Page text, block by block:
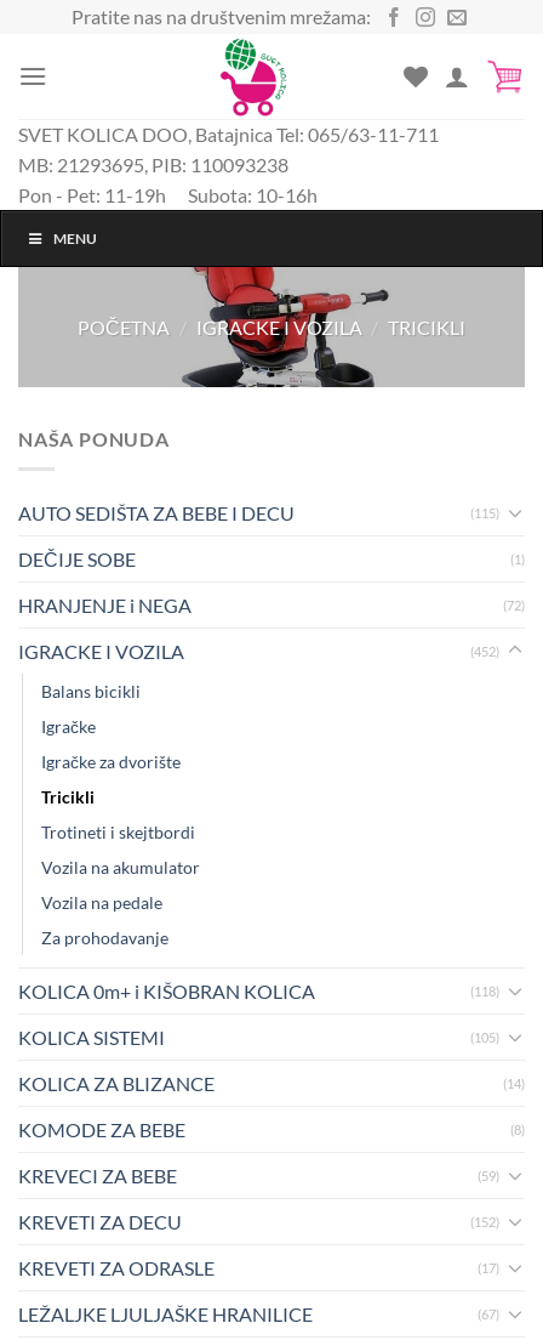
sadržaj
Pratite nas na društvenim mrežama:
SVET KOLICA DOO, Batajnica Tel: 065/63-11-711
MB: 21293695, PIB: 110093238
Pon - Pet: 11-19h Subota: 10-16h
MENU
POČETNA / IGRACKE I VOZILA / TRICIKLI
NAŠA PONUDA
AUTO SEDIŠTA ZA BEBE I DECU (115)
DEČIJE SOBE (1)
HRANJENJE i NEGA (72)
IGRACKE I VOZILA (452)
Balans bicikli
Igračke
Igračke za dvorište
Tricikli
Trotineti i skejtbordi
Vozila na akumulator
Vozila na pedale
Za prohodavanje
KOLICA 0m+ i KIŠOBRAN KOLICA (118)
KOLICA SISTEMI (105)
KOLICA ZA BLIZANCE (14)
KOMODE ZA BEBE (8)
KREVECI ZA BEBE (59)
KREVETI ZA DECU (152)
KREVETI ZA ODRASLE (17)
LEŽALJKE LJULJAŠKE HRANILICE (67)